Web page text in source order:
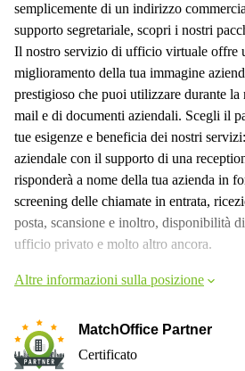
semplicemente di un indirizzo
supporto segretariale, scopri i nostri
Il nostro servizio di ufficio virtuale offre
miglioramento della tua immagine
prestigioso che puoi utilizzare durante
mail e di documenti aziendali. Scegli il
tue esigenze e beneficia dei nostri
aziendale con il supporto di una
risponderà a nome della tua azienda in
screening delle chiamate in entrata,
posta, scansione e inoltro, disponibilità
ufficio privato e molto altro ancora.
Altre informazioni sulla posizione
MatchOffice Partner
Certificato